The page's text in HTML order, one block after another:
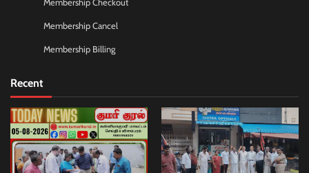
Membership Checkout
Membership Cancel
Membership Billing
Recent